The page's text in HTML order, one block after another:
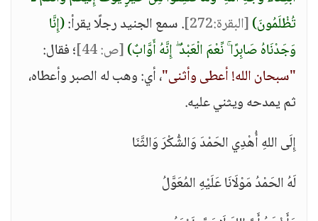
تُظْلَمُونَ)[البقرة:272] . سمع الجنيد رجلًا يقرأ:(إِنَّا
وَجَدْنَاهُ صَابِرًا ۚ نِّعْمَ الْعَبْدُ ۖ إِنَّهُ أَوَّابٌ)[ص: 44]
؛ فقال:
"سبحان الله! أعطى وأثنى"، أي: وهب له الصبر وأعطاه،
ثم يمدحه ويثني عليه.
إِلَى اللهِ أُهْدِي الحَمْدَ وَالشُّكْرَ وَالثَّنَا
لَهُ الحَمْدُ مَوْلَانَا عَلَيْهِ المُعَوَّلُ